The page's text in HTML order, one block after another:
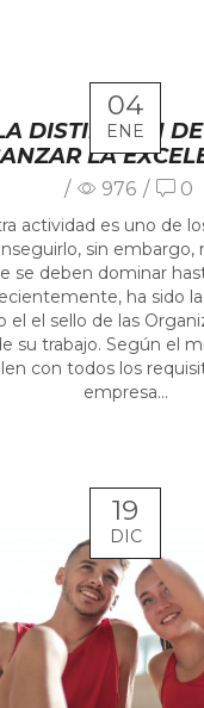
04
ENE
DISTINCIÓN
LA
/ 976 / 0
actividad es uno de
sin embargo,
se deben dominar
ha sido
el el sello de las
su trabajo. Según el
con todos los
empresa...
19
DIC